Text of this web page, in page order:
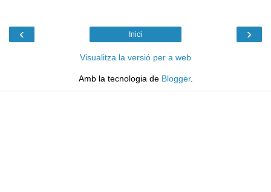
‹ ›
Inici
Visualitza la versió per a web
Amb la tecnologia de Blogger.